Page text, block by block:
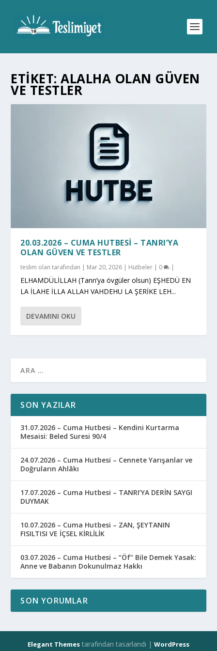
ETIKET:ALALHA OLAN GÜVEN
VE TESTLER
20.03.2026 – CUMA HUTBESI – TANRI’YA
OLAN GÜVEN VE TESTLER
teslim olan tarafından | Mar 20, 2026 | Hutbeler | 0 |
ELHAMDÜLİLLAH (Tanrı’ya övgüler olsun) EŞHEDÜ EN
LA İLAHE İLLA ALLAH VAHDEHU LA ŞERİKE LEH...
DEVAMINI OKU
SON YAZILAR
31.07.2026 – Cuma Hutbesi – Kendini Kurtarma
Mesaisi: Beled Suresi 90/4
24.07.2026 – Cuma Hutbesi – Cennete Yarışanlar ve
Doğruların Ahlâkı
17.07.2026 – Cuma Hutbesi – TANRI’YA DERİN SAYGI
DUYMAK
10.07.2026 – Cuma Hutbesi – ZAN, ŞEYTANIN
FISILTISI VE İÇSEL KİRLİLİK
03.07.2026 – Cuma Hutbesi – “Öf” Bile Demek Yasak:
Anne ve Babanın Dokunulmaz Hakkı
SON YORUMLAR
Elegant Themes tarafından tasarlandı | WordPress